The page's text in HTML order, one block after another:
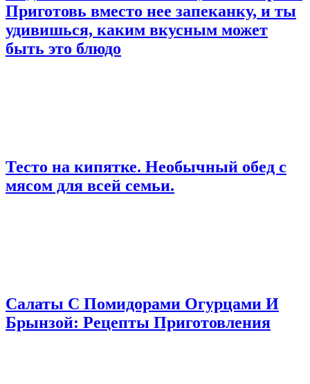
Приготовь вместо нее запеканку, и ты
удивишься, каким вкусным может
быть это блюдо
Тесто на кипятке. Необычный обед с
мясом для всей семьи.
Салаты С Помидорами Огурцами И
Брынзой: Рецепты Приготовления